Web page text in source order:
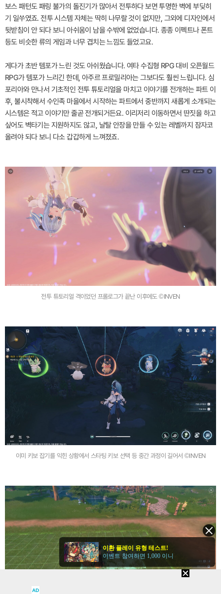
보스 패턴도 패링 불가의 돌진기가 많아서 전투하다 보면 투명한 벽에 부딪히
기 일쑤였죠. 전투 시스템 자체는 딱히 나무랄 것이 없지만, 그외에 디자인에서
뒷받침이 안 되다 보니 아쉬움이 남을 수밖에 없었습니다. 종종 이펙트나 폰트
등도 비슷한 류의 게임과 너무 겹치는 느낌도 들었고요.
게다가 초반 템포가 느린 것도 아쉬웠습니다. 여타 수집형 RPG 대비 오픈월드
RPG가 템포가 느리긴 한데, 아주르 프로밀리아는 그보다도 훨씬 느립니다. 심
포리아와 만나서 기초적인 전투 튜토리얼을 마치고 이야기를 전개하는 파트 이
후, 불시착해서 수인족 마을에서 시작하는 파트에서 중반까지 새롭게 소개되는
시스템은 적고 이야기만 줄곧 전개되거든요. 이리저리 이동하면서 딴짓을 하고
싶어도 벽타기는 지원하지도 않고, 날탈 안장을 만들 수 있는 레벨까지 잠자코
올려야 되다 보니 다소 갑갑하게 느껴졌죠.
전투 튜토리얼 격이었던 프롤로그가 끝난 이후에도 ©INVEN
이미 키보 잡기를 익힌 상황에서 스타팅 키보 선택 등 중간 과정이 길어서 ©INVEN
AD
이환 플레이 유형 테스트!
이벤트 참여하면 1,000 이니